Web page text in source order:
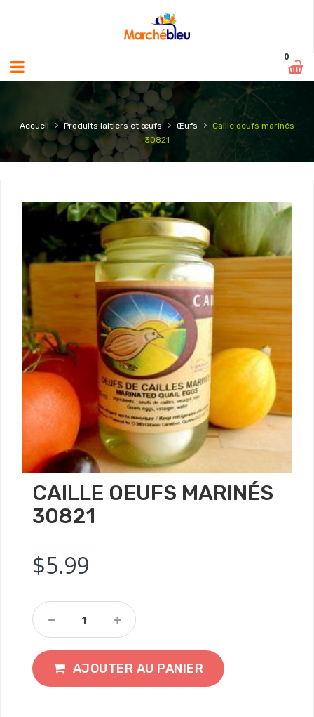
0
Accueil › Produits laitiers et œufs › Œufs › Caille oeufs marinés
30821
CAILLE OEUFS MARINÉS
30821
$5.99
AJOUTER AU PANIER